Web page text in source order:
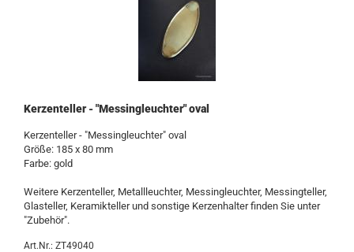
Kerzenteller - "Messingleuchter" oval
Kerzenteller - "Messingleuchter" oval
Größe: 185 x 80 mm
Farbe: gold
Weitere Kerzenteller, Metallleuchter, Messingleuchter, Messingteller,
Glasteller, Keramikteller und sonstige Kerzenhalter finden Sie unter
"Zubehör".
Art.Nr.: ZT49040